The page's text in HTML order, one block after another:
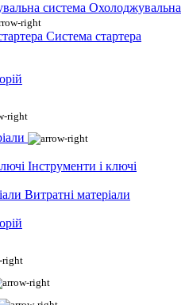
Охолоджувальна
Система стартера
Інструменти і ключі
Витратні матеріали